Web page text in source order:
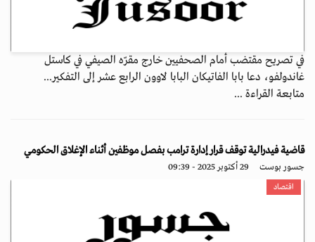
في تصريح مقتضب أمام الصحفيين خارج مقرّه الصيفي في كاستل
غاندولفو، دعا بابا الفاتيكان البابا لاوون الرابع عشر إلى التفكير...
متابعة القراءة ...
قاضية فيدرالية توقف قرار إدارة ترامب بفصل موظفين أثناء الإغلاق الحكومي
جسور بوست 29 أكتوبر 2025 - 09:39
اقتصاد